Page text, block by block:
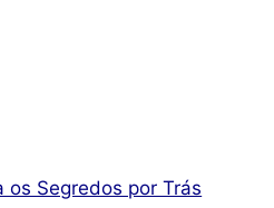
os Segredos por Trás